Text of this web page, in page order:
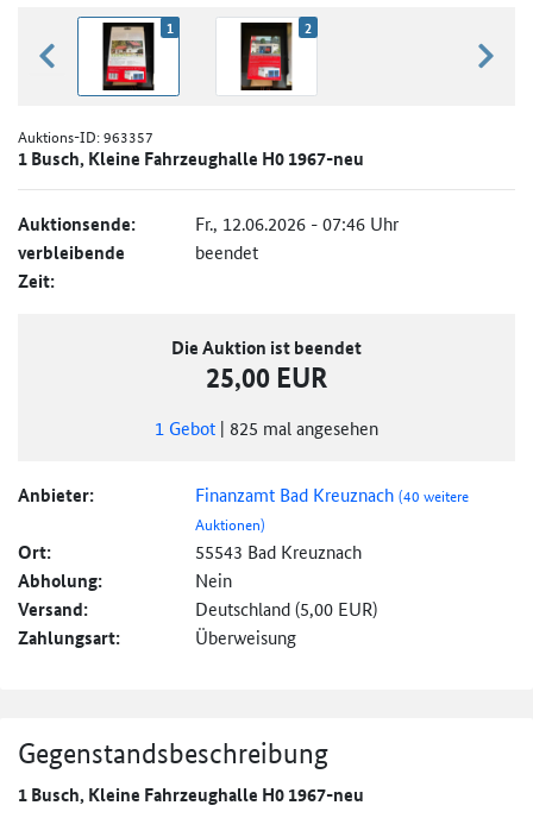
zurück blättern
1 2
Auktions-ID:963357
1 Busch, Kleine Fahrzeughalle H0 1967-neu
Auktionsende: Fr., 12.06.2026 - 07:46 Uhr
verbleibende
Zeit:
beendet
Die Auktion ist beendet
25,00 EUR
1 Gebot | 825 mal angesehen
Anbieter: Finanzamt Bad Kreuznach(40 weitere
Auktionen)
Ort: 55543 Bad Kreuznach
Abholung: Nein
Versand: Deutschland (5,00 EUR)
Zahlungsart: Überweisung
Gegenstandsbeschreibung
1 Busch, Kleine Fahrzeughalle H0 1967-neu